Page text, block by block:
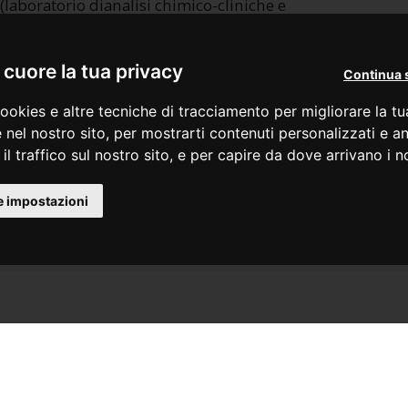
la tua privacy
e altre tecniche di tracciamento per migliorare la
nel nostro sito, per mostrarti contenuti personalizzati e
il traffico sul nostro sito, e per capire da dove arrivano i
Continua
impostazioni
dianalisi chimico-cliniche e
2023